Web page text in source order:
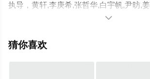
执导，黄轩,李庚希,张哲华,白宇帆,尹昉,
员精彩演绎的中国大陆电视剧，大结局剧
堂电影网，热播电视剧提前免费观看，更

猜你喜欢